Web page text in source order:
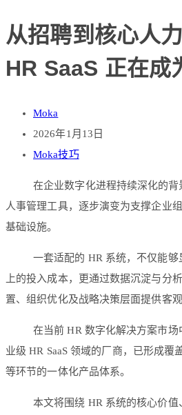
从招聘到核心人
HR SaaS 正在成
Moka
2026年1月13日
Moka技巧
在企业数字化进程持续深化的
人事管理工具，逐步演变为支撑企业
基础设施。
一套适配的 HR 系统，不仅能
上的投入成本，更通过数据沉淀与分
置、组织优化及战略决策层面提供客观
在当前 HR 数字化解决方案市场
业级 HR SaaS 领域的厂商，已形成覆
等环节的一体化产品体系。
本文将围绕 HR 系统的核心价